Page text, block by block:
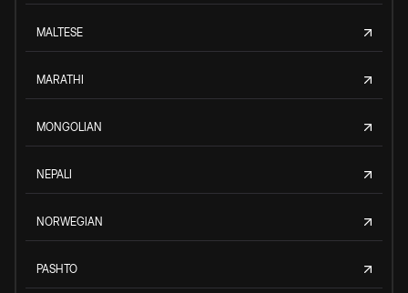
MALTESE
MARATHI
MONGOLIAN
NEPALI
NORWEGIAN
PASHTO